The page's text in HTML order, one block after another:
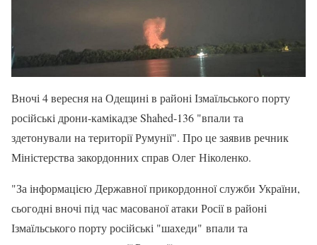
Вночі 4 вересня на Одещині в районі Ізмаїльського порту
російські дрони-камікадзе Shahed-136 "впали та
здетонували на території Румунії". Про це заявив речник
Міністерства закордонних справ Олег Ніколенко.
"За інформацією Державної прикордонної служби України,
сьогодні вночі під час масованої атаки Росії в районі
Ізмаїльського порту російські "шахеди" впали та